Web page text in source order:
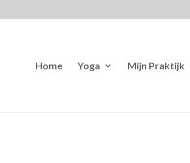
Home Yoga Mijn Praktijk